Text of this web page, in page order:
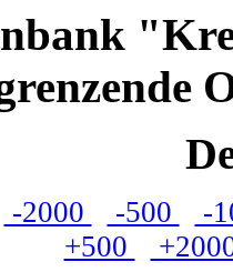
-2000 -500
-
+500